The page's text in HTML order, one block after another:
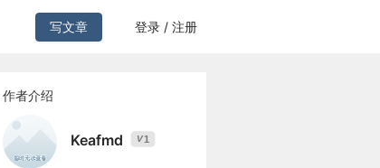
写文章 登录 / 注册
作者介绍
Keafmd V1